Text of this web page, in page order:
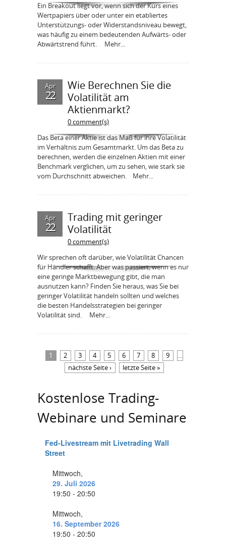
Ein Breakout liegt vor, wenn sich der Kurs eines
Wertpapiers über oder unter ein etabliertes
Unterstützungs- oder Widerstandsniveau bewegt,
was häufig zu einem bedeutenden Aufwärts- oder
Abwärtstrend führt. Mehr...
Apr
22
Wie Berechnen Sie die
Volatilität am
Aktienmarkt?
0 comment(s)
Das Beta einer Aktie ist das Maß für ihre Volatilität
im Verhältnis zum Gesamtmarkt. Um das Beta zu
berechnen, werden die einzelnen Aktien mit einer
Benchmark verglichen, um zu sehen, wie stark sie
vom Durchschnitt abweichen. Mehr...
Apr
22
Trading mit geringer
Volatilität
0 comment(s)
Wir sprechen oft darüber, wie Volatilität Chancen
für Händler schafft. Aber was passiert, wenn es nur
eine geringe Marktbewegung gibt, die man
ausnutzen kann? Finden Sie heraus, was Sie bei
geringer Volatilität handeln sollten und welches
die besten Handelsstrategien bei geringer
Volatilität sind. Mehr...
Seiten
1 2 3 4 5 6 7 8 9
…
nächste Seite ›
letzte Seite »
Kostenlose Trading-
Webinare und Seminare